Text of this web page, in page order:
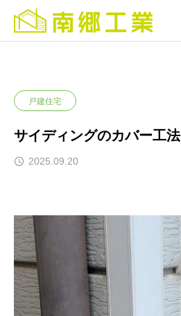
戸建住宅
サイディングのカバー工法
2025.09.20